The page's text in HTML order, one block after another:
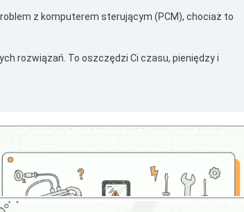
z komputerem sterującym (PCM), chociaż to
rozwiązań. To oszczędzi Ci czasu, pieniędzy i